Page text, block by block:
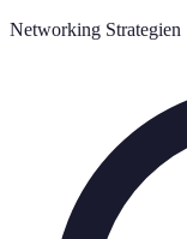
Networking Strategien